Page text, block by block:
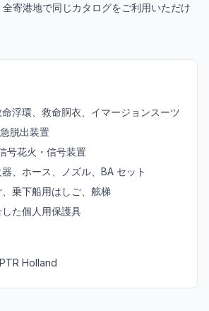
寄港地で同じカタログをご利用いただけ
浮環、救命胴衣、イマージョンスーツ
脱出装置
号花火・信号装置
、ホース、ノズル、BA セット
乗下船用はしご、舷梯
た個人用保護具
Holland